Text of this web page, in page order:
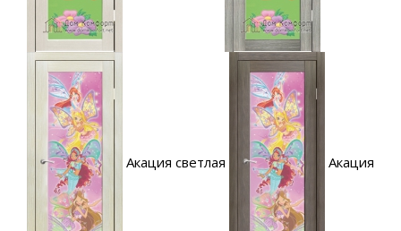
Акация светлая Акация